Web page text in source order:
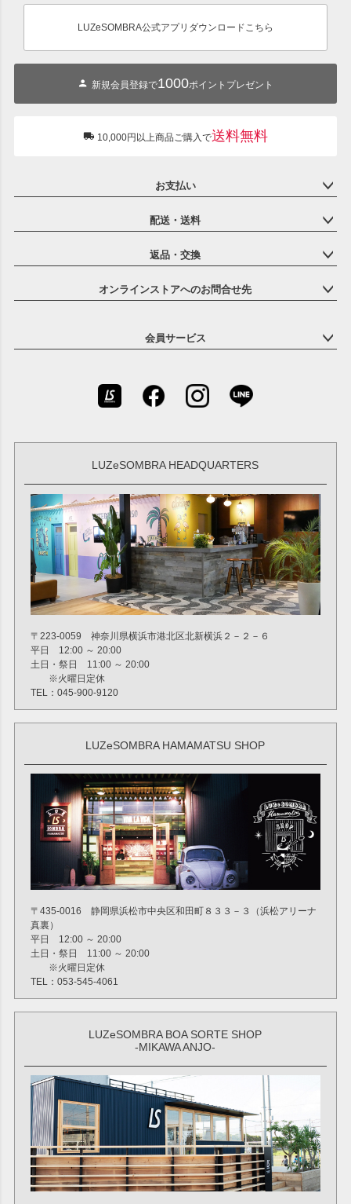
ジト
LUZeSOMBRA公式アプリダウンロードこちら
新規会員登録で1000ポイントプレゼント
10,000円以上商品ご購入で送料無料
お支払い
配送・送料
返品・交換
オンラインストアへのお問合せ先
会員サービス
LUZeSOMBRA HEADQUARTERS
〒223-0059 神奈川県横浜市港北区北新横浜２－２－６
平日 12:00 ～ 20:00
土日・祭日 11:00 ～ 20:00
※火曜日定休
TEL：045-900-9120
LUZeSOMBRA HAMAMATSU SHOP
〒435-0016 静岡県浜松市中央区和田町８３３－３（浜松アリーナ
真裏）
平日 12:00 ～ 20:00
土日・祭日 11:00 ～ 20:00
※火曜日定休
TEL：053-545-4061
LUZeSOMBRA BOA SORTE SHOP
-MIKAWA ANJO-